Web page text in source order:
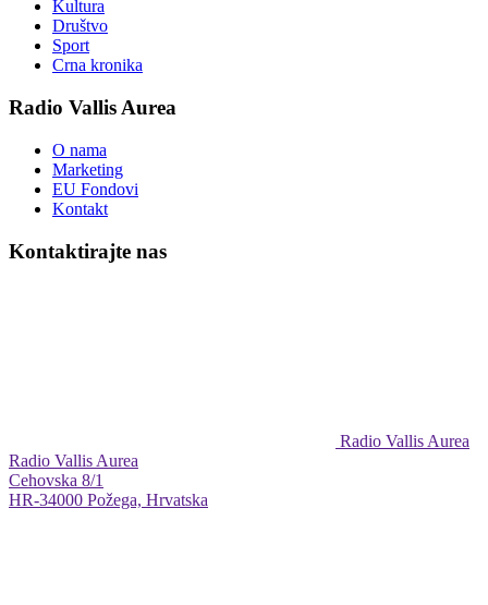
Kultura
Društvo
Sport
Crna kronika
Radio Vallis Aurea
O nama
Marketing
EU Fondovi
Kontakt
Kontaktirajte nas
Radio Vallis Aurea
Radio Vallis Aurea
Cehovska 8/1
HR-34000 Požega, Hrvatska